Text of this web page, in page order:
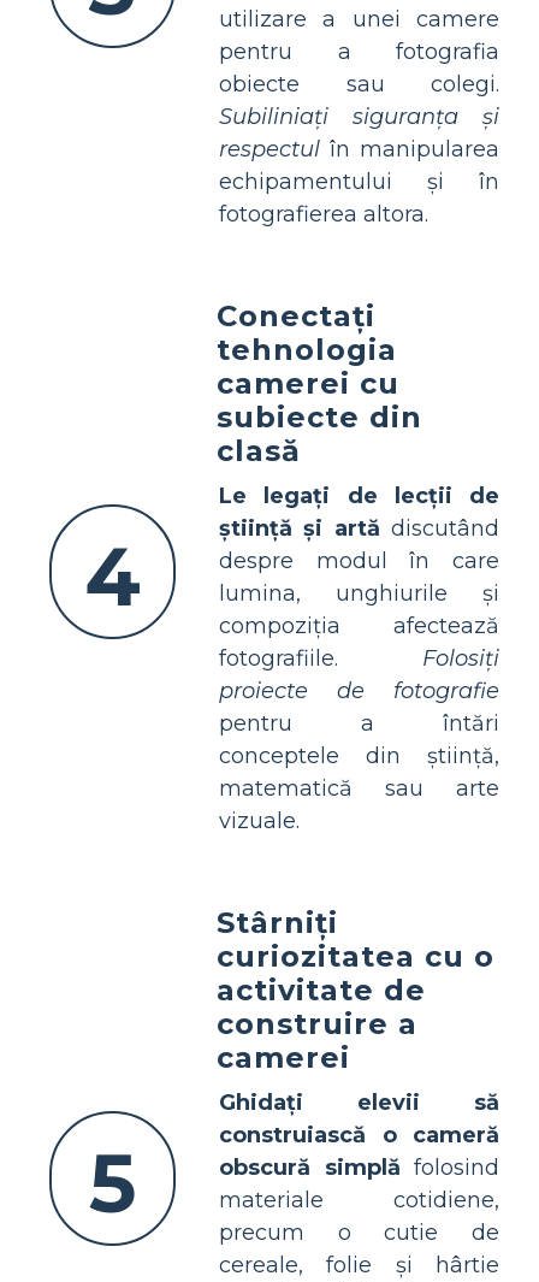
utilizare a unei camere
pentru a fotografia
obiecte sau colegi.
Subiliniați siguranța și
respectul în manipularea
echipamentului și în
fotografierea altora.
4
Conectați
tehnologia
camerei cu
subiecte din
clasă
Le legați de lecții de
știință și artă discutând
despre modul în care
lumina, unghiurile și
compoziția afectează
fotografiile. Folosiți
proiecte de fotografie
pentru a întări
conceptele din știință,
matematică sau arte
vizuale.
5
Stârniți
curiozitatea cu o
activitate de
construire a
camerei
Ghidați elevii să
construiască o cameră
obscură simplă folosind
materiale cotidiene,
precum o cutie de
cereale, folie și hârtie